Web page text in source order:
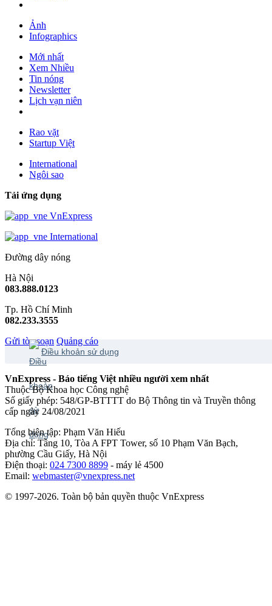
Ảnh
Infographics
Mới nhất
Xem Nhiều
Tin nóng
Newsletter
Lịch vạn niên
Rao vặt
Startup Việt
International
Ngôi sao
Tải ứng dụng
VnExpress
International
Đường dây nóng
Hà Nội
083.888.0123
Tp. Hồ Chí Minh
082.233.3555
Gửi tòa soạn Quảng cáo
Điều khoản sử dụng
VnExpress - Báo tiếng Việt nhiều người xem nhất
Thuộc Bộ Khoa học Công nghệ
Số giấy phép: 548/GP-BTTTT do Bộ Thông tin và Truyền thông
cấp ngày 24/08/2021
Tổng biên tập: Phạm Văn Hiếu
Địa chỉ: Tầng 10, Tòa A FPT Tower, số 10 Phạm Văn Bạch,
phường Cầu Giấy, Hà Nội
Điện thoại: 024 7300 8899 - máy lẻ 4500
Email: webmaster@vnexpress.net
© 1997-2026. Toàn bộ bản quyền thuộc VnExpress